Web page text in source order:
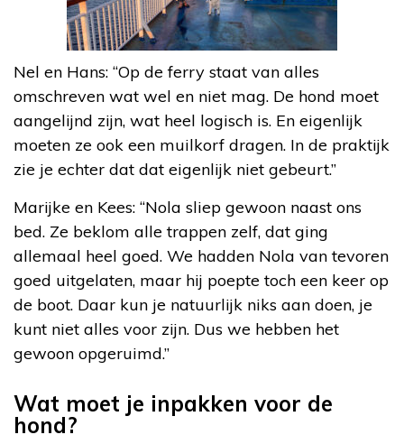
Nel en Hans: “Op de ferry staat van alles
omschreven wat wel en niet mag. De hond moet
aangelijnd zijn, wat heel logisch is. En eigenlijk
moeten ze ook een muilkorf dragen. In de praktijk
zie je echter dat dat eigenlijk niet gebeurt.”
Marijke en Kees: “Nola sliep gewoon naast ons
bed. Ze beklom alle trappen zelf, dat ging
allemaal heel goed. We hadden Nola van tevoren
goed uitgelaten, maar hij poepte toch een keer op
de boot. Daar kun je natuurlijk niks aan doen, je
kunt niet alles voor zijn. Dus we hebben het
gewoon opgeruimd.”
Wat moet je inpakken voor de
hond?